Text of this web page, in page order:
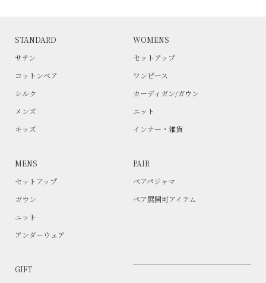
STANDARD
サテン
コットンベア
シルク
メンズ
キッズ
WOMENS
セットアップ
ワンピース
カーディガン/ガウン
ニット
インナー・雑貨
MENS
セットアップ
ガウン
ニット
アンダーウェア
PAIR
ペアパジャマ
ペア展開可アイテム
GIFT